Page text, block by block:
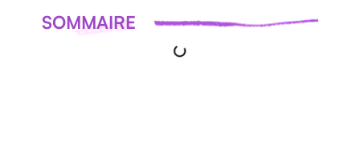
SOMMAIRE